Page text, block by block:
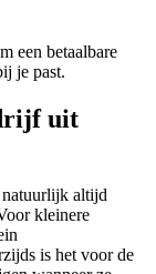
een betaalbare
je past.
uit
natuurlijk altijd
kleinere
is het voor de